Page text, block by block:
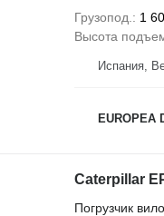
Грузопод.
1
Высота
Испания,
EUROPEA
Caterpillar
Погрузчик